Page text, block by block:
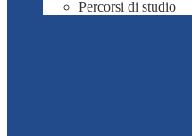
Percorsi di studio